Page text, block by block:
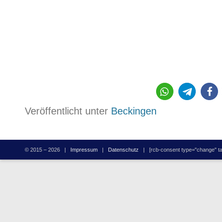
Veröffentlicht unter Beckingen
© 2015 – 2026 | Impressum | Datenschutz | [rcb-consent type="change"